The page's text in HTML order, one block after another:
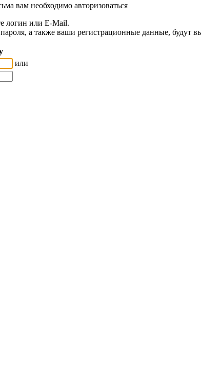
вам необходимо авторизоваться
логин или E-Mail.
а также ваши регистрационные данные, будут
или